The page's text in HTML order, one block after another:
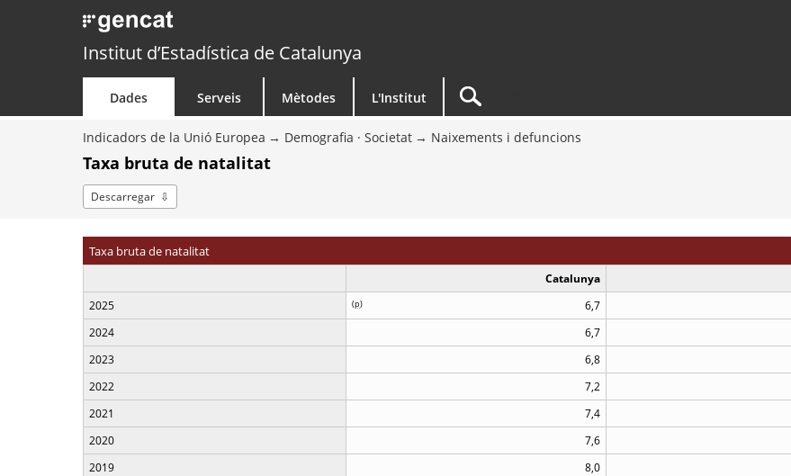
Institut d’Estadística de Catalunya
Dades Serveis Mètodes L'Institut
Indicadors de la Unió Europea Demografia · Societat Naixements i defuncions
Taxa bruta de natalitat
Descarregar
Taxa bruta de natalitat
Catalunya
2025
6,7
(p)
2024
6,7
2023 6,8
2022 7,2
2021 7,4
2020 7,6
2019 8,0